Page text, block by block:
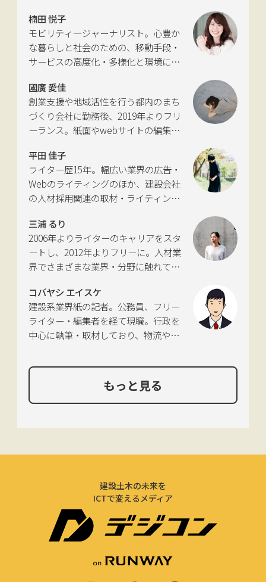
楠田 悦子
モビリティ―ジャーナリスト。心豊か
な暮らしと社会のための、移動手段・
サービスの高度化・多様化と環境につ
新聞社モビリティビジネス専門誌
『LIGARE』初代編集長を経て、2013年
に独立。国土交通省の「自転車の活用
推進に向けた有識者会議」、「交通政
共交通部会」、「MaaS関連データ検
討会」、SIP第2期自動運転（システム
とサービスの拡張）ピアレビュー委員
会などの委員を歴任。
國廣 愛佳
創業支援や地域活性を行う都内のまち
づくり会社に勤務後、2019年よりフリ
ーランス。紙面やwebサイトの編集、
どの執筆を中心に、ジャンルを問わず
活動。四国にある築100年の実家をど
う生かすかが長年の悩み。
平田 佳子
ライター歴15年。幅広い業界の広告・
Webのライティングのほか、建設会社
の人材採用関連の取材・ライティング
仕事をしていたため、小さな頃から憧
れあり。
三浦 るり
2006年よりライターのキャリアをスタ
ートし、2012年よりフリーに。人材業
界でさまざまな業界・分野に触れてき
を手掛ける。現在は特に建築や不動
産、さらにはDX分野を探究中。
コバヤシ エイスケ
建設系業界紙の記者。公務員、フリー
ライター・編集者を経て現職。行政を
中心に執筆・取材しており、物流や環
もっと見る
建設土木の未来を
ICTで変えるメディア